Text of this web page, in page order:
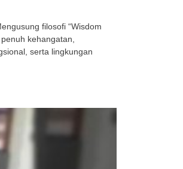
filosofi “Wisdom
kehangatan,
serta lingkungan